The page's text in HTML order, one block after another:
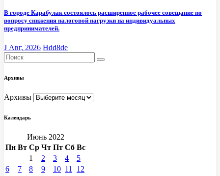
В городе Карабулак состоялось расширенное рабочее совещание по
вопросу снижения налоговой нагрузки на индивидуальных
предпринимателей.
J Авг, 2026 Hdd8de
Архивы
Архивы
Календарь
Июнь 2022
Пн Вт Ср Чт Пт Сб Вс
1
2 3 4
5
6
7 8 9 10 11
12